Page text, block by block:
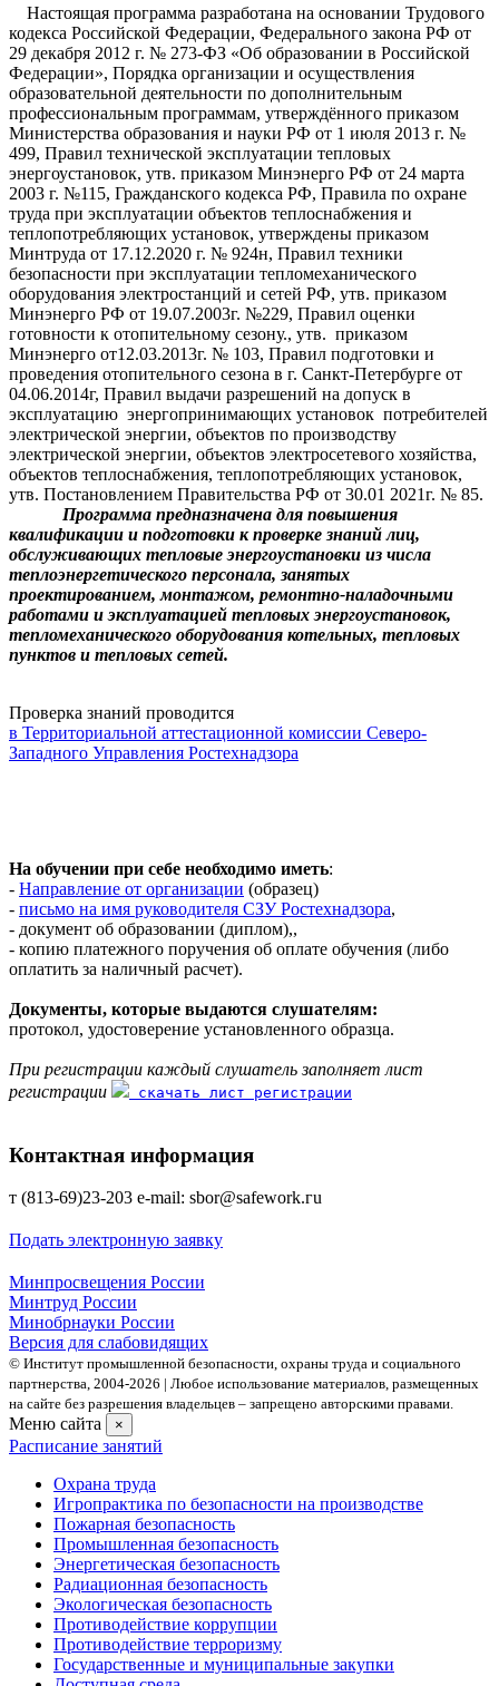
Настоящая программа разработана на основании Трудового
кодекса Российской Федерации, Федерального закона РФ от
29 декабря 2012 г. № 273-ФЗ «Об образовании в Российской
Федерации», Порядка организации и осуществления
образовательной деятельности по дополнительным
профессиональным программам, утверждённого приказом
Министерства образования и науки РФ от 1 июля 2013 г. №
499, Правил технической эксплуатации тепловых
энергоустановок, утв. приказом Минэнерго РФ от 24 марта
2003 г. №115, Гражданского кодекса РФ, Правила по охране
труда при эксплуатации объектов теплоснабжения и
теплопотребляющих установок, утверждены приказом
Минтруда от 17.12.2020 г. № 924н, Правил техники
безопасности при эксплуатации тепломеханического
оборудования электростанций и сетей РФ, утв. приказом
Минэнерго РФ от 19.07.2003г. №229, Правил оценки
готовности к отопительному сезону., утв. приказом
Минэнерго от12.03.2013г. № 103, Правил подготовки и
проведения отопительного сезона в г. Санкт-Петербурге от
04.06.2014г, Правил выдачи разрешений на допуск в
эксплуатацию энергопринимающих установок потребителей
электрической энергии, объектов по производству
электрической энергии, объектов электросетевого хозяйства,
объектов теплоснабжения, теплопотребляющих установок,
утв. Постановлением Правительства РФ от 30.01 2021г. № 85.
Программа предназначена для повышения
квалификации и подготовки к проверке знаний лиц,
обслуживающих тепловые энергоустановки из числа
теплоэнергетического персонала, занятых
проектированием, монтажом, ремонтно-наладочными
работами и эксплуатацией тепловых энергоустановок,
тепломеханического оборудования котельных, тепловых
пунктов и тепловых сетей.
Проверка знаний проводится
в Территориальной аттестационной комиссии Северо-
Западного Управления Ростехнадзора
На обучении при себе необходимо иметь:
- Направление от организации (образец)
- письмо на имя руководителя СЗУ Ростехнадзора,
- документ об образовании (диплом),,
- копию платежного поручения об оплате обучения (либо
оплатить за наличный расчет).
Документы, которые выдаются слушателям:
протокол, удостоверение установленного образца.
При регистрации каждый слушатель заполняет лист
регистрации
скачать лист регистрации
Контактная информация
т (813-69)23-203 е-mаil: sbor@safework.гu
Подать электронную заявку
Минпросвещения России
Минтруд России
Минобрнауки России
Версия для слабовидящих
© Институт промышленной безопасности, охраны труда и социального
партнерства, 2004- 2026 | Любое использование материалов, размещенных
на сайте без разрешения владельцев – запрещено авторскими правами.
Меню сайта ×
Расписание занятий
Охрана труда
Игропрактика по безопасности на производстве
Пожарная безопасность
Промышленная безопасность
Энергетическая безопасность
Радиационная безопасность
Экологическая безопасность
Противодействие коррупции
Противодействие терроризму
Государственные и муниципальные закупки